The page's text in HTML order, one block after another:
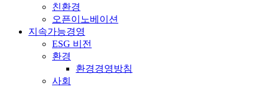
친환경
오픈이노베이션
지속가능경영
ESG 비전
환경
환경경영방침
사회